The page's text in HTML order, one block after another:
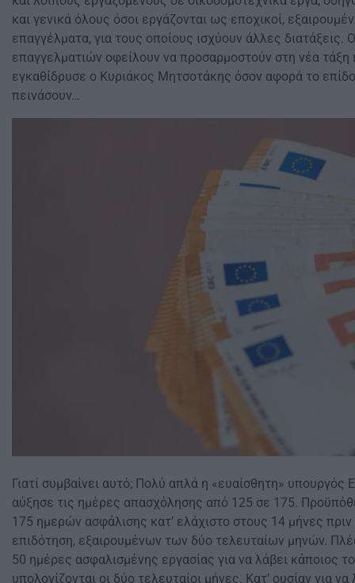
και γενικά όλους όσοι εργάζονται ως εποχικοί,
επαγγέλματα, για τους οποίους ισχύουν άλλες διατάξεις.
επαγγελματιών οφείλουν να προσαρμοστούν στη νέα
εγκαθίδρυσε ο Κυριάκος Μητσοτάκης όσον αφορά το
πεινάσουν…
Γιατί συμβαίνει αυτό; Πολύ απλά η «ευαίσθητη»
αύξησε τις ημέρες απασχόλησης από 125 σε 175.
175 ημερών ασφάλισης κατ’ ελάχιστο στους 14 μήνες
επιδότηση, εξαιρουμένων των δύο τελευταίων μηνών.
50 ημέρες ασφαλισμένης εργασίας για να λάβει κάποιος
υπολογίζονται οι δύο τελευταίοι μήνες. Κατ’ ουσίαν για